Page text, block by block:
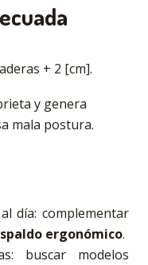
+ 2 [cm].
y genera
mala postura.
día: complementar
ergonómico.
buscar modelos